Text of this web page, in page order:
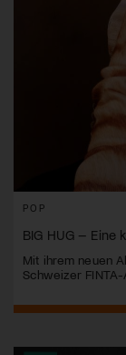
POP
BIG HUG – Eine
Mit ihrem neuen
Schweizer